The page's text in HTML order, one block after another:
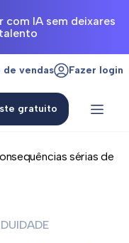
IA sem deixares
vendas Fazer login
gratuito
sérias de